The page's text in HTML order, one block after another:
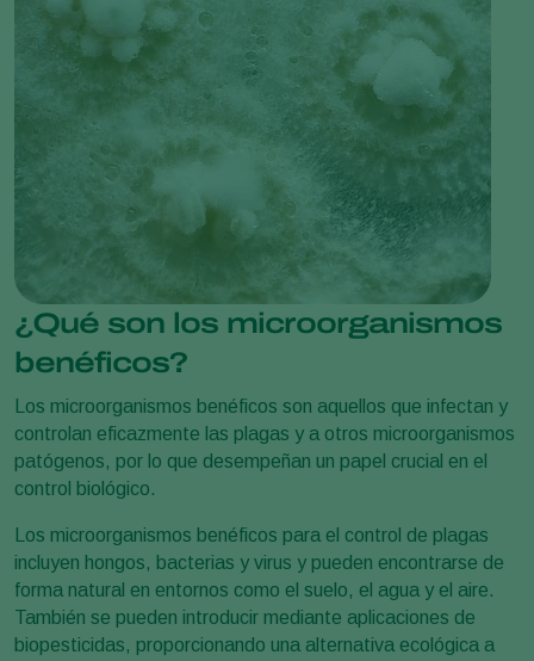
¿Qué son los microorganismos
benéficos?
Los microorganismos benéficos son aquellos que infectan y
controlan eficazmente las plagas y a otros microorganismos
patógenos, por lo que desempeñan un papel crucial en el
control biológico.
Los microorganismos benéficos para el control de plagas
incluyen hongos, bacterias y virus y pueden encontrarse de
forma natural en entornos como el suelo, el agua y el aire.
También se pueden introducir mediante aplicaciones de
biopesticidas, proporcionando una alternativa ecológica a